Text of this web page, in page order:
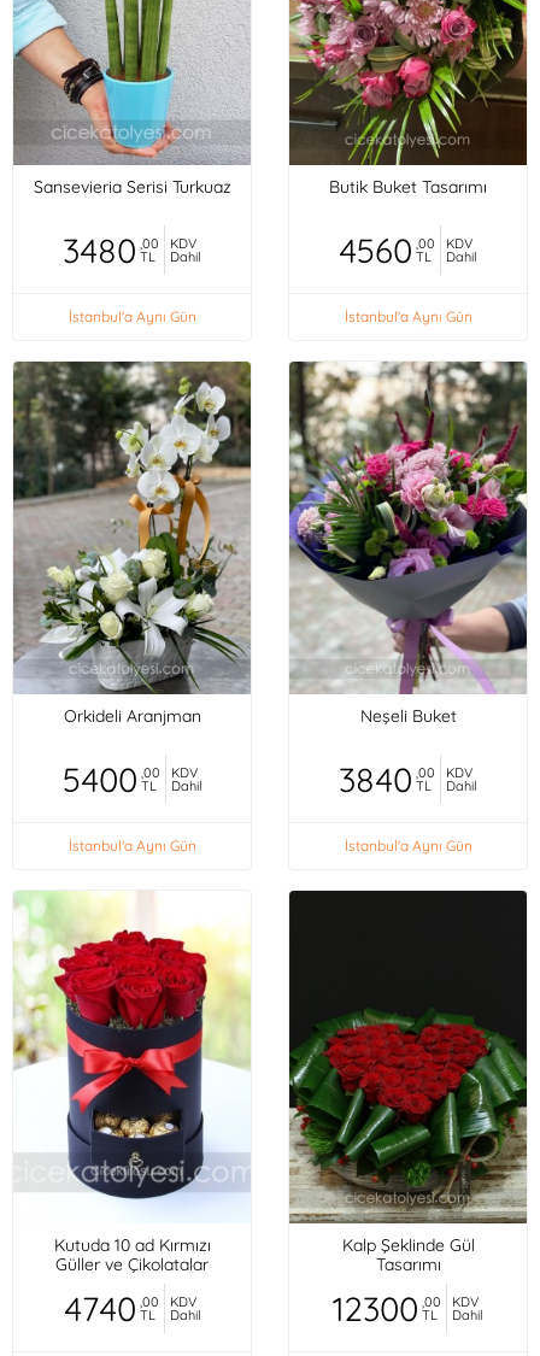
Sansevieria Serisi Turkuaz
3480 ,00
TL
KDV
Dahil
İstanbul'a Aynı Gün
Butik Buket Tasarımı
4560 ,00
TL
KDV
Dahil
İstanbul'a Aynı Gün
Orkideli Aranjman
5400 ,00
TL
KDV
Dahil
İstanbul'a Aynı Gün
Neşeli Buket
3840 ,00
TL
KDV
Dahil
İstanbul'a Aynı Gün
Kutuda 10 ad Kırmızı
Güller ve Çikolatalar
4740 ,00
TL
KDV
Dahil
Kalp Şeklinde Gül
Tasarımı
12300 ,00
TL
KDV
Dahil